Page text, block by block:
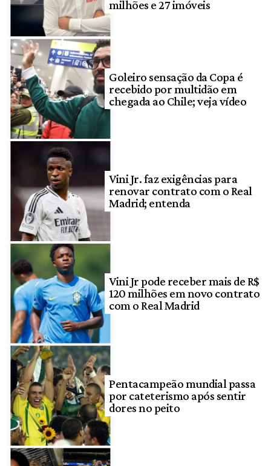
milhões e 27 imóveis
Goleiro sensação da Copa é
recebido por multidão em
chegada ao Chile; veja vídeo
Vini Jr. faz exigências para
renovar contrato com o Real
Madrid; entenda
Vini Jr pode receber mais de R$
120 milhões em novo contrato
com o Real Madrid
Pentacampeão mundial passa
por cateterismo após sentir
dores no peito